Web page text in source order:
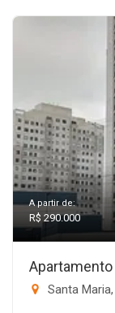
A partir de:
R$ 290.000
Apartamento
Santa